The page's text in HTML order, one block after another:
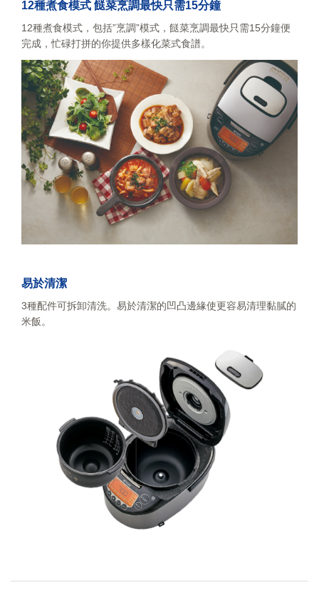
12種煮食模式 餸菜烹調最快只需15分鐘
12種煮食模式，包括”烹調”模式，餸菜烹調最快只需15分鐘便
完成，忙碌打拼的你提供多樣化菜式食譜。
易於清潔
3種配件可拆卸清洗。易於清潔的凹凸邊緣使更容易清理黏膩的
米飯。